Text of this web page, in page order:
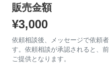
販売金額
¥3,000
依頼相談後、メッセージで依頼
す。依頼相談が承認されると、
ご提供となります。